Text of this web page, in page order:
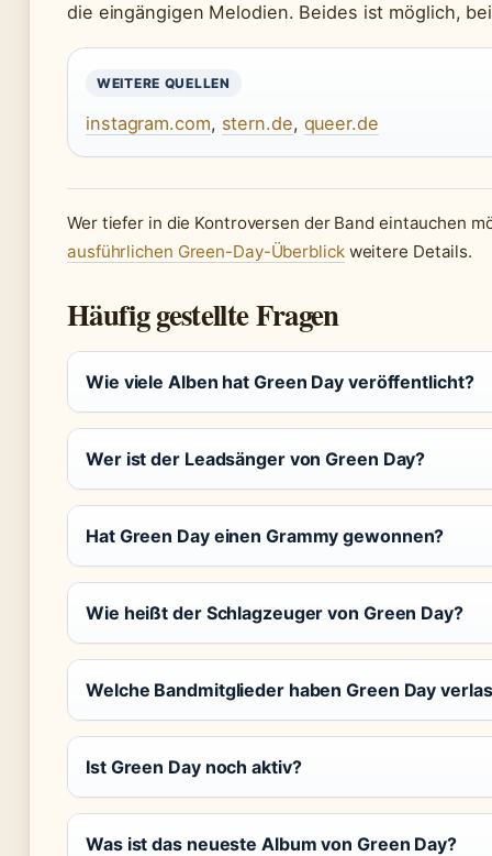
die eingängigen Melodien. Beides ist möglich,
WEITERE QUELLEN
instagram.com, stern.de, queer.de
Wer tiefer in die Kontroversen der Band eintauchen
ausführlichen Green-Day-Überblickweitere Details.
Häufig gestellte Fragen
Wie viele Alben hat Green Day veröffentlicht?
Wer ist der Leadsänger von Green Day?
Hat Green Day einen Grammy gewonnen?
Wie heißt der Schlagzeuger von Green Day?
Welche Bandmitglieder haben Green Day
Ist Green Day noch aktiv?
Was ist das neueste Album von Green Day?